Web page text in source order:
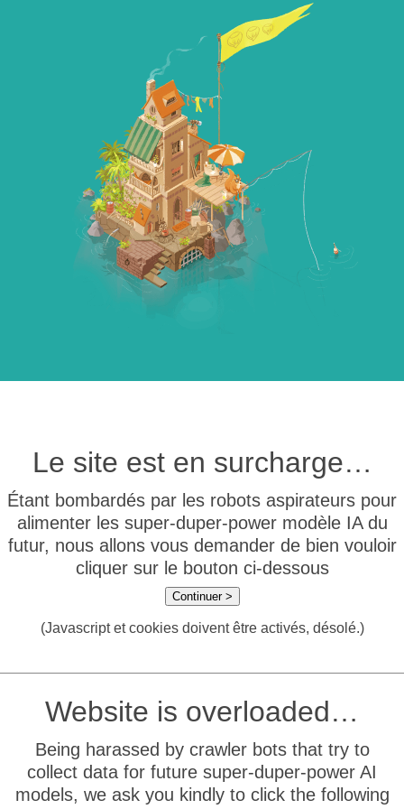
Le site est en surcharge…
Étant bombardés par les robots aspirateurs pour
alimenter les super-duper-power modèle IA du
futur, nous allons vous demander de bien vouloir
cliquer sur le bouton ci-dessous
Continuer >
(Javascript et cookies doivent être activés, désolé.)
Website is overloaded…
Being harassed by crawler bots that try to
collect data for future super-duper-power AI
models, we ask you kindly to click the following